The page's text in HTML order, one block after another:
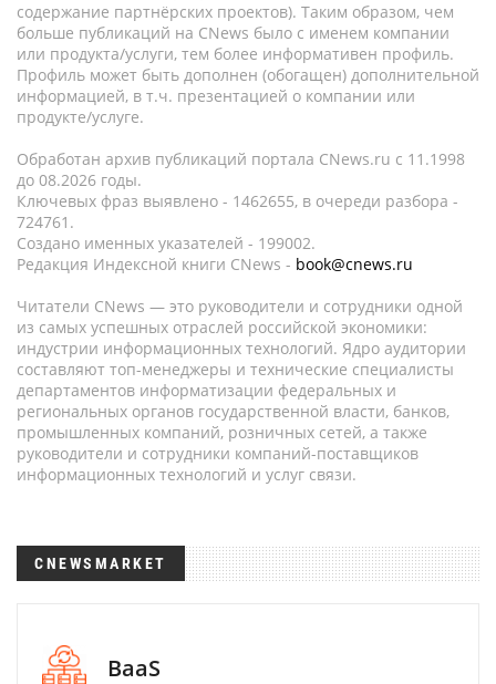
содержание партнёрских проектов). Таким образом, чем
больше публикаций на CNews было с именем компании
или продукта/услуги, тем более информативен профиль.
Профиль может быть дополнен (обогащен) дополнительной
информацией, в т.ч. презентацией о компании или
продукте/услуге.
Обработан архив публикаций портала CNews.ru c 11.1998
до 08.2026 годы.
Ключевых фраз выявлено - 1462655, в очереди разбора -
724761.
Создано именных указателей - 199002.
Редакция Индексной книги CNews - book@cnews.ru
Читатели CNews — это руководители и сотрудники одной
из самых успешных отраслей российской экономики:
индустрии информационных технологий. Ядро аудитории
составляют топ-менеджеры и технические специалисты
департаментов информатизации федеральных и
региональных органов государственной власти, банков,
промышленных компаний, розничных сетей, а также
руководители и сотрудники компаний-поставщиков
информационных технологий и услуг связи.
CNEWSMARKET
BaaS